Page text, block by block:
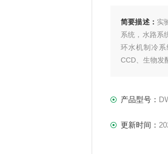
简要描述： 实
系统，水路系
环水机制冷
CCD、生物发
产品型号：
更新时间：